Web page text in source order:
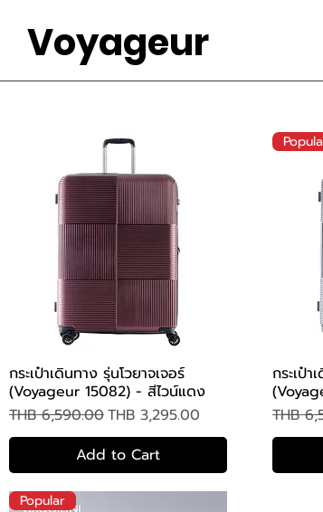
Voyageur
Quick View
กระเป๋าเดินทาง รุ่นโวยาจเจอร์
(Voyageur 15082) - สีไวน์แดง
Regular Price
THB 6,590.00Sale Price
THB 3,295.00
Add to Cart
กระเป๋า
THB
Popular